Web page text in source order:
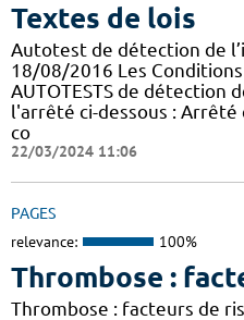
Textes de lois
Autotest de détection de
18/08/2016 Les
AUTOTESTS de détection
l'arrêté ci-dessous :
co
22/03/2024 11:06
PAGES
relevance: 100%
Thrombose :
Thrombose : facteurs de